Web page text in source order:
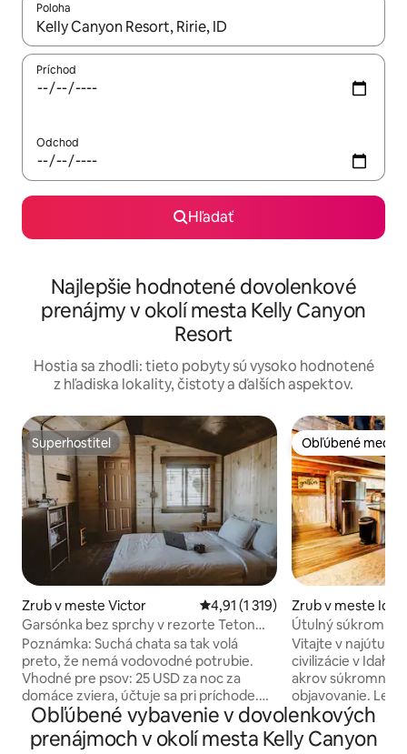
Poloha
Keď budú výsledky k dispozícii, môžete si ich prechádzať
Príchod
Odchod
Hľadať
Najlepšie hodnotené dovolenkové
prenájmy v okolí mesta Kelly Canyon
Resort
Hostia sa zhodli: tieto pobyty sú vysoko hodnotené
z hľadiska lokality, čistoty a ďalších aspektov.
Superhostiteľ
Superhostiteľ
Zrub v meste Victor Priemerné ohodnotenie 4,91 z
4,91 (1 319)
Garsónka bez sprchy v rezorte Teton
Valley
Poznámka: Suchá chata sa tak volá
preto, že nemá vodovodné potrubie.
Vhodné pre psov: 25 USD za noc za
domáce zviera, účtuje sa pri príchode.
Maximálne dva psi. Iba psy; iné zvieratá
nie sú povolené. Dry Studio má
manželskú posteľ Queen s
Obľúbené medzi
Obľúbené medzi
Zrub v meste
Útulný súkromný
Vitajte v
civilizácie v
akrov
objavovanie. Len
Idaho Falls,
sa a oddýchnite si
zrekonštruovanej
Obľúbené vybavenie v dovolenkových
prenájmoch v okolí mesta Kelly Canyon